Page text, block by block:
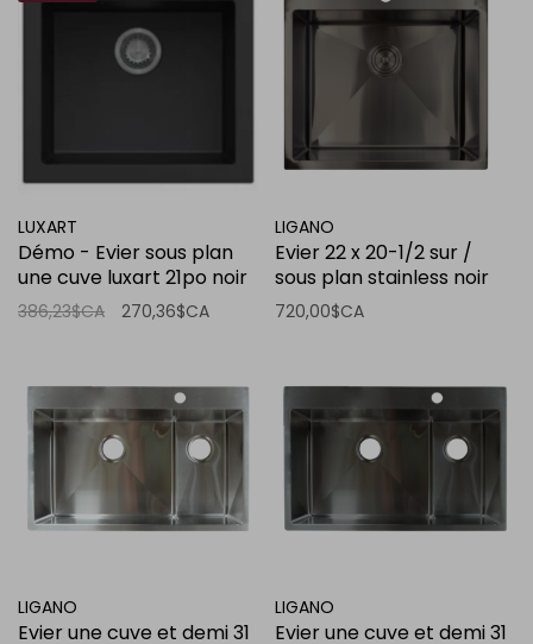
LUXART
Démo - Evier sous plan
une cuve luxart 21po noir
mat
386,23$CA 270,36$CA
LIGANO
Evier 22 x 20-1/2 sur /
sous plan stainless noir
avec grille et crepine
panier de luxe
720,00$CA
LIGANO
Evier une cuve et demi 31
LIGANO
Evier une cuve et demi 31